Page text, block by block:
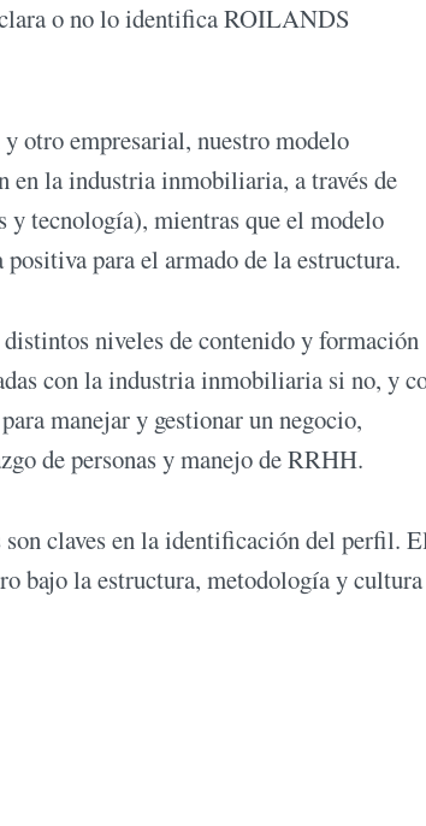
o no lo identifica ROILANDS
otro empresarial, nuestro modelo
en la industria inmobiliaria, a través de
y tecnología), mientras que el modelo
para el armado de la estructura.
niveles de contenido y formación
con la industria inmobiliaria si no, y
manejar y gestionar un negocio,
de personas y manejo de RRHH.
son claves en la identificación del perfil.
bajo la estructura, metodología y